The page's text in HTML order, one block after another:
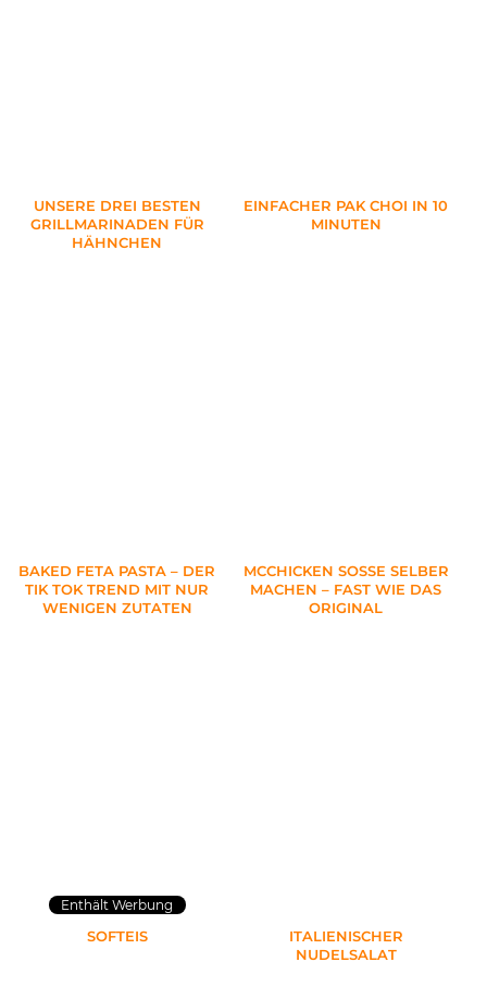
UNSERE DREI BESTEN
GRILLMARINADEN FÜR
HÄHNCHEN
EINFACHER PAK CHOI IN 10
MINUTEN
BAKED FETA PASTA – DER
TIK TOK TREND MIT NUR
WENIGEN ZUTATEN
MCCHICKEN SOSSE SELBER M
ACHEN – FAST WIE DAS O
RIGINAL
Enthält Werbung
SOFTEIS
ITALIENISCHER
NUDELSALAT